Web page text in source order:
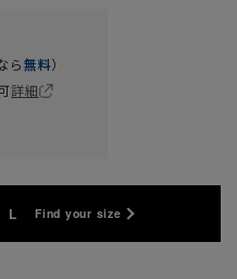
ら無料）
詳細
L Find your size